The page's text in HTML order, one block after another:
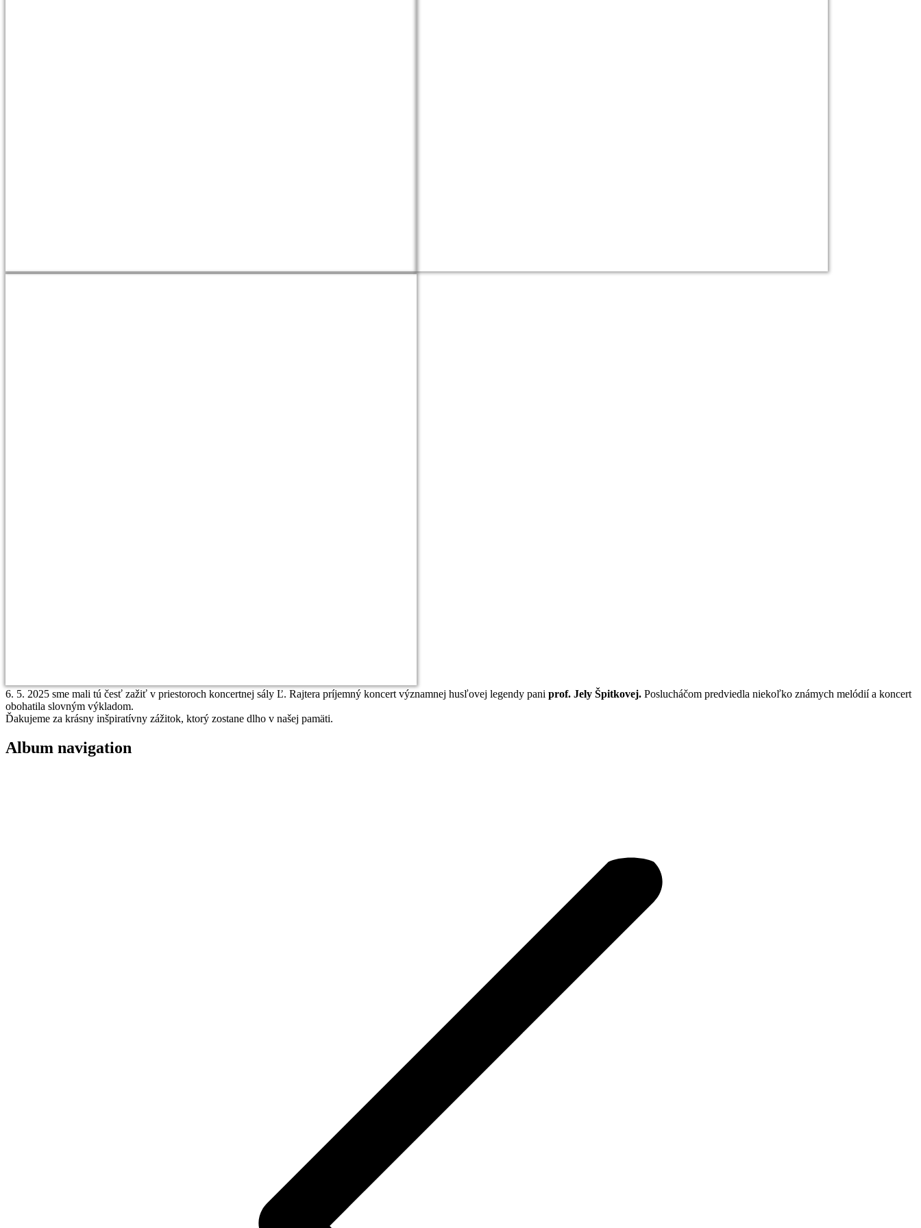
6. 5. 2025 sme mali tú česť zažiť v priestoroch koncertnej sály Ľ. Rajtera príjemný koncert významnej husľovej legendy pani prof. Jely Špitkovej. Poslucháčom predviedla niekoľko známych melódií a koncert
obohatila slovným výkladom.
Ďakujeme za krásny inšpiratívny zážitok, ktorý zostane dlho v našej pamäti.
Album navigation